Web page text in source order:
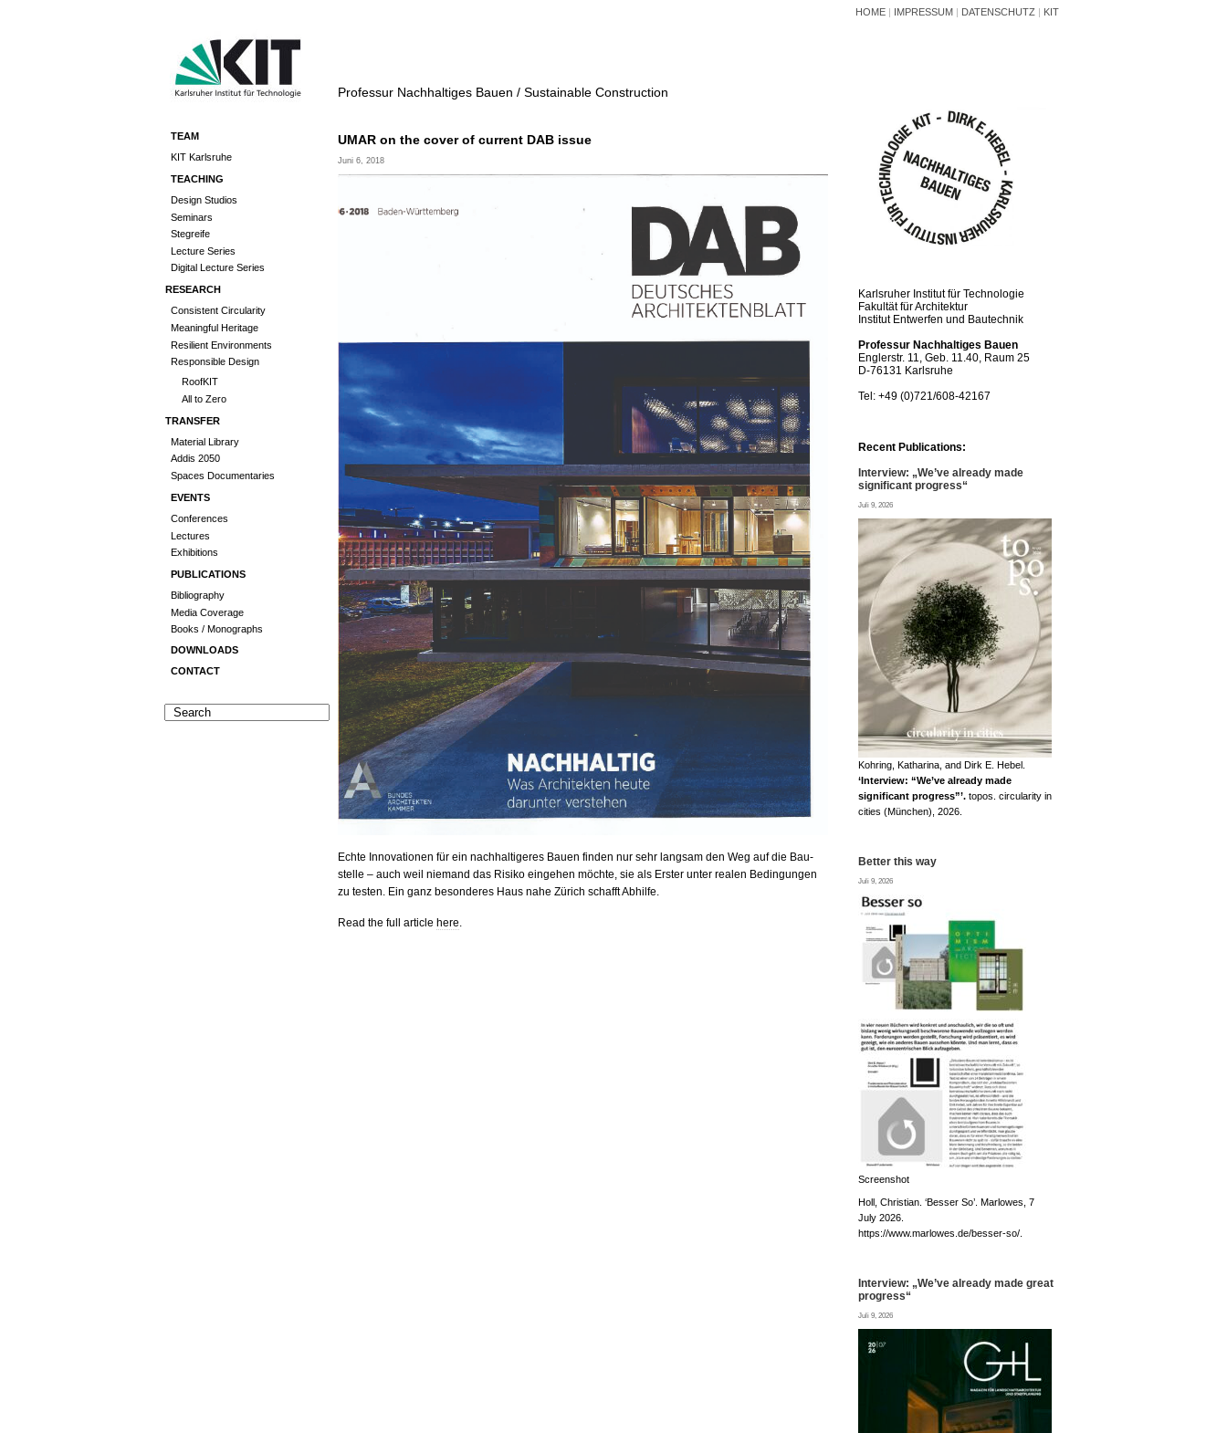
HOME | IMPRESSUM | DATENSCHUTZ | KIT
Professur Nachhaltiges Bauen / Sustainable Construction
TEAM
KIT Karlsruhe
TEACHING
Design Studios
Seminars
Stegreife
Lecture Series
Digital Lecture Series
RESEARCH
Consistent Circularity
Meaningful Heritage
Resilient Environments
Responsible Design
RoofKIT
All to Zero
TRANSFER
Material Library
Addis 2050
Spaces Documentaries
EVENTS
Conferences
Lectures
Exhibitions
PUBLICATIONS
Bibliography
Media Coverage
Books / Monographs
DOWNLOADS
CONTACT
UMAR on the cover of current DAB issue
Juni 6, 2018
Echte Innovationen für ein nachhaltigeres Bauen finden nur sehr langsam den Weg auf die Bau­
stelle – auch weil niemand das Risiko eingehen möchte, sie als Erster unter realen Bedingungen
zu testen. Ein ganz besonderes Haus nahe Zürich schafft Abhilfe.
Read the full article here
Karlsruher Institut für Technologie
Fakultät für Architektur
Institut Entwerfen und Bautechnik
Professur Nachhaltiges Bauen
Englerstr. 11, Geb. 11.40, Raum 25
D-76131 Karlsruhe
Tel: +49 (0)721/608-42167
Recent Publications:
Interview: „We’ve already made
significant progress“
Juli 9, 2026
Kohring, Katharina, and Dirk E. Hebel.
‘Interview: “We’ve already made
significant progress”’. topos. circularity in
cities (München), 2026.
Better this way
Juli 9, 2026
Screenshot
Holl, Christian. ‘Besser So’. Marlowes, 7
July 2026.
https://www.marlowes.de/besser-so/.
Interview: „We’ve already made great
progress“
Juli 9, 2026